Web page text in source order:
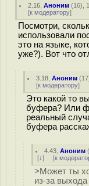
2.16 ,Аноним (16),
[к модератору]
Посмотри,
использовали
это на языке,
уже?). Вот что
3.18 ,Аноним (17
[к модератору]
Это какой то
буфера? Или
реальный
буфера
4.43 ,Аноним
[↓] [к
>Может ты
из-за